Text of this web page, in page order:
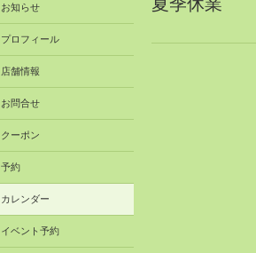
お知らせ
プロフィール
店舗情報
お問合せ
クーポン
予約
カレンダー
イベント予約